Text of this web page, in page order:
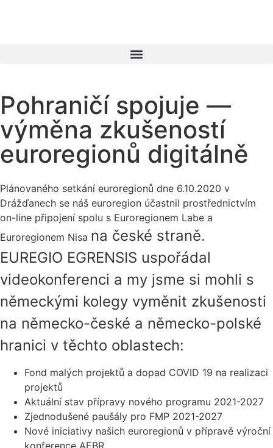
Pohraničí spojuje —
výměna zkušeností
euroregionů digitálně
Plánovaného setkání euroregionů dne 6.10.2020 v
Drážďanech se náš euroregion účastnil prostřednictvím
on-line připojení spolu s Euroregionem Labe a
Euroregionem Nisa na české straně.
EUREGIO EGRENSIS uspořádal
videokonferenci a my jsme si mohli s
německými kolegy vyměnit zkušenosti
na německo-české a německo-polské
hranici v těchto oblastech:
Fond malých projektů a dopad COVID 19 na realizaci
projektů
Aktuální stav přípravy nového programu 2021-2027
Zjednodušené paušály pro FMP 2021-2027
Nové iniciativy našich euroregionů v přípravě výroční